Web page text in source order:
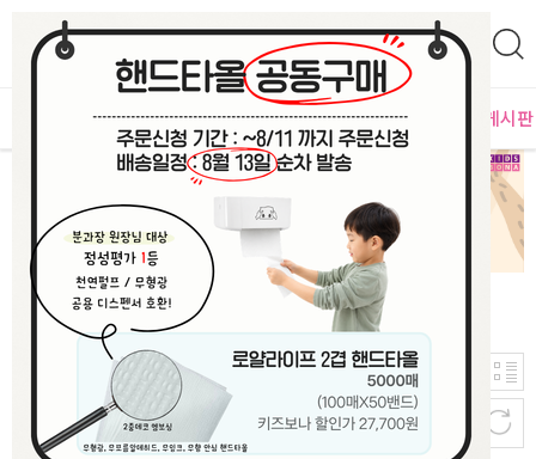
PLAYLAB NEW BEST 입점사별 이벤트 게시판
생활/비품
신규등록순